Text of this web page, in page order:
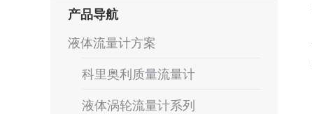
产品导航
液体流量计方案
科里奥利质量流量计
液体涡轮流量计系列